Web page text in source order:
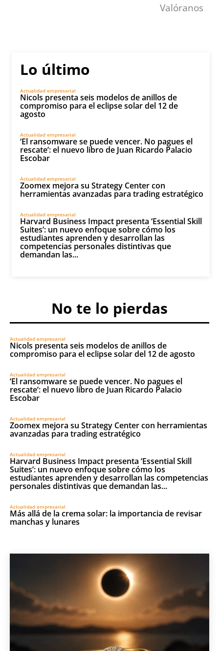
Valóranos
Lo último
Actualidad empresarial
Nicols presenta seis modelos de anillos de
compromiso para el eclipse solar del 12 de
agosto
Actualidad empresarial
‘El ransomware se puede vencer. No pagues el
rescate’: el nuevo libro de Juan Ricardo Palacio
Escobar
Actualidad empresarial
Zoomex mejora su Strategy Center con
herramientas avanzadas para trading estratégico
Actualidad empresarial
Harvard Business Impact presenta ‘Essential Skill
Suites’: un nuevo enfoque sobre cómo los
estudiantes aprenden y desarrollan las
competencias personales distintivas que
demandan las...
No te lo pierdas
Actualidad empresarial
Nicols presenta seis modelos de anillos de
compromiso para el eclipse solar del 12 de agosto
Actualidad empresarial
‘El ransomware se puede vencer. No pagues el
rescate’: el nuevo libro de Juan Ricardo Palacio
Escobar
Actualidad empresarial
Zoomex mejora su Strategy Center con herramientas
avanzadas para trading estratégico
Actualidad empresarial
Harvard Business Impact presenta ‘Essential Skill
Suites’: un nuevo enfoque sobre cómo los
estudiantes aprenden y desarrollan las competencias
personales distintivas que demandan las...
Actualidad empresarial
Más allá de la crema solar: la importancia de revisar
manchas y lunares